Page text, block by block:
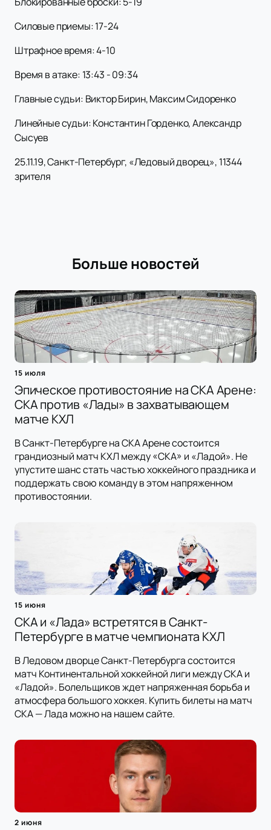
Силовые приемы: 17-24
Штрафное время: 4-10
Время в атаке: 13:43 - 09:34
Главные судьи: Виктор Бирин, Максим Сидоренко
Линейные судьи: Константин Горденко, Александр
Сысуев
25.11.19, Санкт-Петербург, «Ледовый дворец», 11344
зрителя
Больше новостей
15 июля
Эпическое противостояние на СКА Арене:
СКА против «Лады» в захватывающем
матче КХЛ
В Санкт-Петербурге на СКА Арене состоится
грандиозный матч КХЛ между «СКА» и «Ладой». Не
упустите шанс стать частью хоккейного праздника и
поддержать свою команду в этом напряженном
противостоянии.
15 июня
СКА и «Лада» встретятся в Санкт-
Петербурге в матче чемпионата КХЛ
В Ледовом дворце Санкт-Петербурга состоится
матч Континентальной хоккейной лиги между СКА и
«Ладой». Болельщиков ждет напряженная борьба и
атмосфера большого хоккея. Купить билеты на матч
СКА — Лада можно на нашем сайте.
2 июня